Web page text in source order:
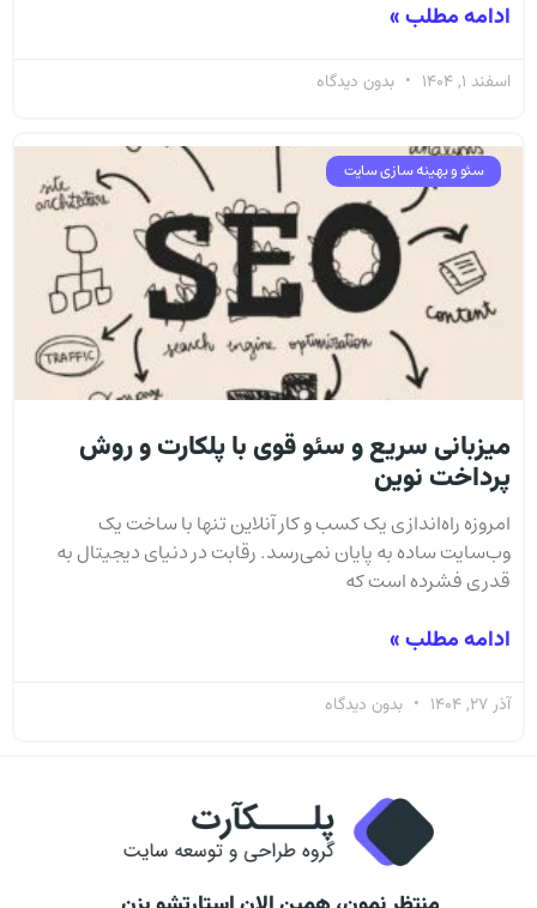
ادامه مطلب »
اسفند 1, 1404 بدون دیدگاه
سئو و بهینه سازی سایت
میزبانی سریع و سئو قوی با پلکارت و روش
پرداخت نوین
امروزه راه‌اندازی یک کسب‌ و کار آنلاین تنها با ساخت یک
وب‌سایت ساده به پایان نمی‌رسد. رقابت در دنیای دیجیتال به
قدری فشرده است که
ادامه مطلب »
آذر 27, 1404 بدون دیدگاه